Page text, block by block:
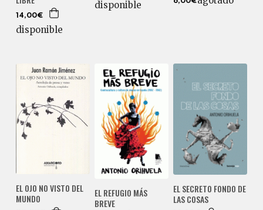
14,00€
disponible
disponible
EL OJO NO VISTO DEL
MUNDO
EL REFUGIO MÁS
BREVE
EL SECRETO FONDO DE
LAS COSAS